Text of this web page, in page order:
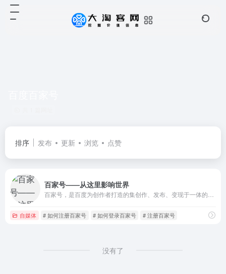
排序 发布 更新 浏览 点赞
百家号——从这里影响世界
自媒体 # 如何注册百家号 # 如何登录百家号 # 注册百家号
没有了